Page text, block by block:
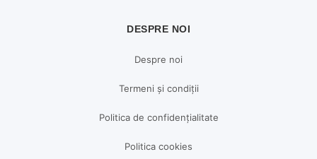
DESPRE NOI
Despre noi
Termeni și condiții
Politica de confidențialitate
Politica cookies